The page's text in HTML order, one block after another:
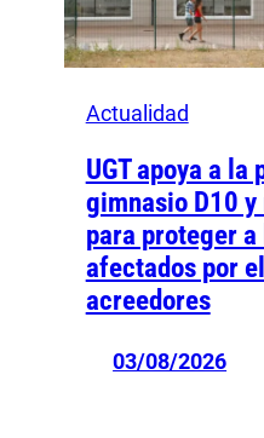
Actualidad
UGT apoya a
gimnasio D10
para proteger
afectados por
acreedores
03/08/2026